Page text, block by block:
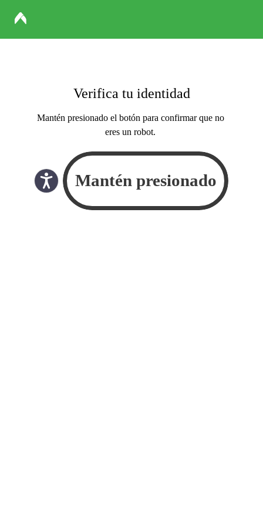
Verifica tu identidad
Mantén presionado el botón para confirmar que no
eres un robot.